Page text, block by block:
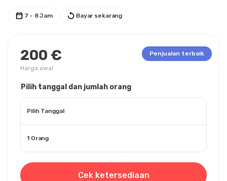
7 - 8 Jam Bayar sekarang
Penjualan terbaik
200 €
Harga awal
Pilih tanggal dan jumlah orang
Pilih Tanggal
1 Orang
Cek ketersediaan